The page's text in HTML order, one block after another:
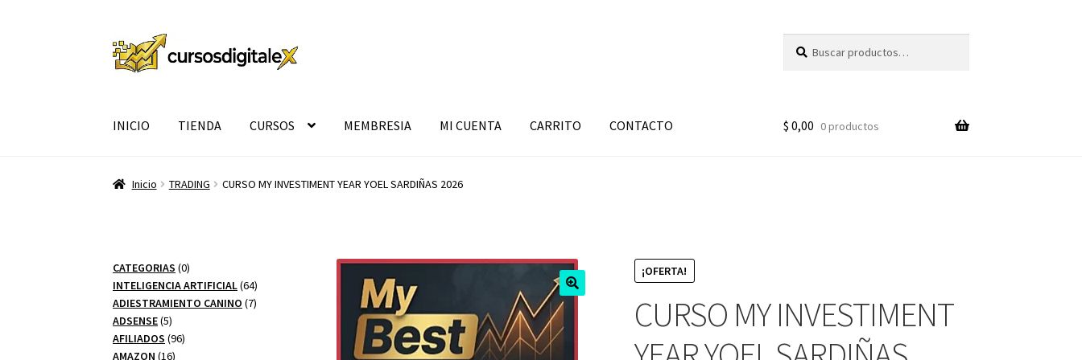
Ir
a
Ir
al
por:
INICIO TIENDA CURSOS MEMBRESIA MI CUENTA CARRITO CONTACTO $ 0,00 0 productos
Inicio TRADING CURSO MY INVESTIMENT YEAR YOEL SARDIÑAS 2026
¡OFERTA!
CURSO MY INVESTIMENT
CATEGORIAS 00
productos
INTELIGENCIA ARTIFICIAL 6464
productos
ADIESTRAMIENTO CANINO 77
ADSENSE 55
productos
AFILIADOS 9696
AMAZON 1616